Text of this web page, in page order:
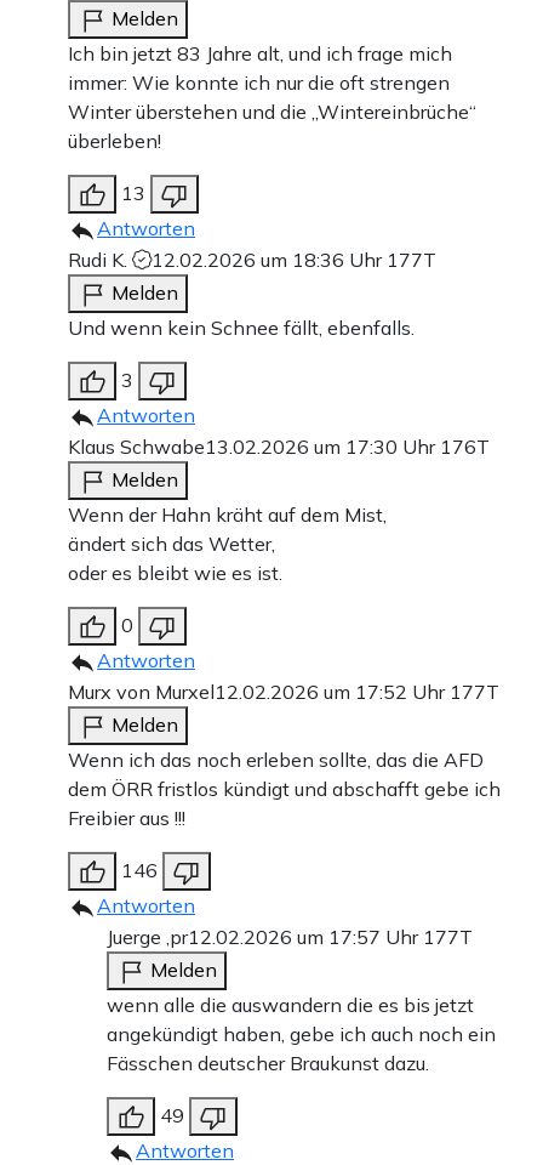
Melden
Ich bin jetzt 83 Jahre alt, und ich frage mich
immer: Wie konnte ich nur die oft strengen
Winter überstehen und die „Wintereinbrüche“
überleben!
13
Antworten
Rudi K.
12.02.2026 um 18:36 Uhr 177T
Melden
Und wenn kein Schnee fällt, ebenfalls.
3
Antworten
Klaus Schwabe13.02.2026 um 17:30 Uhr 176T
Melden
Wenn der Hahn kräht auf dem Mist,
ändert sich das Wetter,
oder es bleibt wie es ist.
0
Antworten
Murx von Murxel12.02.2026 um 17:52 Uhr 177T
Melden
Wenn ich das noch erleben sollte, das die AFD
dem ÖRR fristlos kündigt und abschafft gebe ich
Freibier aus !!!
146
Antworten
Juerge ,pr12.02.2026 um 17:57 Uhr 177T
Melden
wenn alle die auswandern die es bis jetzt
angekündigt haben, gebe ich auch noch ein
Fässchen deutscher Braukunst dazu.
49
Antworten